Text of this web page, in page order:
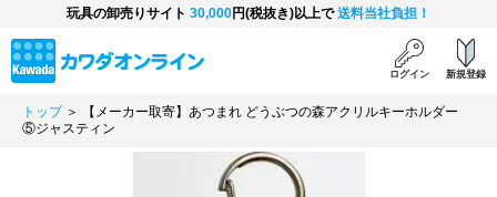
玩具の卸売りサイト 30,000円(税抜き)以上で送料当社負担！
ログイン 新規登録
トップ＞ 【メーカー取寄】あつまれ どうぶつの森アクリルキーホルダー
⑤ジャスティン